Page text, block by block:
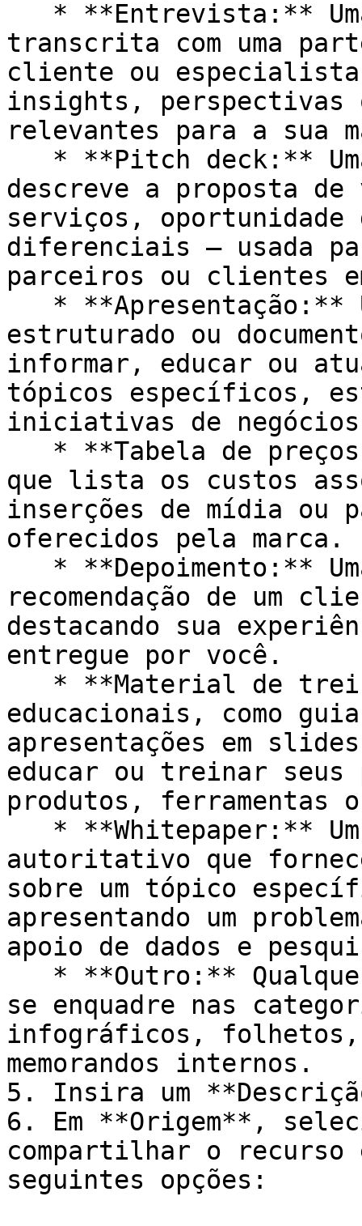
transcrita com uma
cliente ou
insights, perspectivas
relevantes para a sua
descreve a proposta
serviços, oportunidade
diferenciais — usada
parceiros ou clientes
estruturado ou
informar, educar ou
tópicos específicos,
iniciativas de
que lista os custos
inserções de mídia ou
oferecidos pela marca.
recomendação de um
destacando sua
entregue por você.
educacionais, como
apresentações em
educar ou treinar seus
produtos, ferramentas
autoritativo que
sobre um tópico
apresentando um
apoio de dados e
se enquadre nas
infográficos,
memorandos internos.
5. Insira um
6. Em **Origem**,
compartilhar o recurso
seguintes opções: